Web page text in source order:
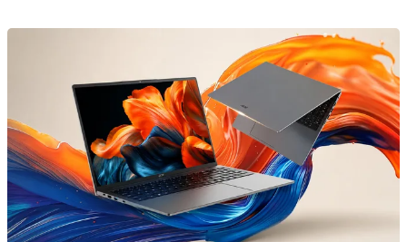
поддержкой сотовой связи 5G и аккумулятором,
обеспечивающим до 30 часов автономной работы без